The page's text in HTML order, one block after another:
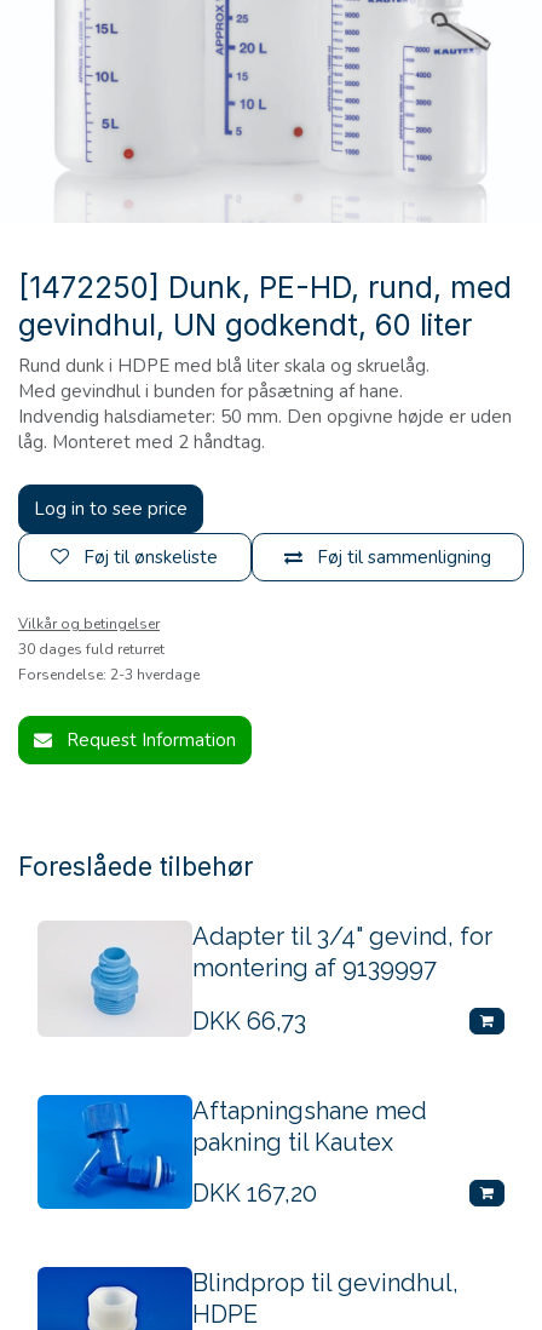
[1472250] Dunk, PE-HD, rund, med
gevindhul, UN godkendt, 60 liter
Rund dunk i HDPE med blå liter skala og skruelåg.
Med gevindhul i bunden for påsætning af hane.
Indvendig halsdiameter: 50 mm. Den opgivne højde er uden
låg. Monteret med 2 håndtag.
Log in to see price
Føj til sammenligning
Føj til ønskeliste
Vilkår og betingelser
30 dages fuld returret
Forsendelse: 2-3 hverdage
Request Information
Foreslåede tilbehør
Adapter til 3/4" gevind, for
montering af 9139997
DKK 66,73
Aftapningshane med
pakning til Kautex
DKK 167,20
Blindprop til gevindhul,
HDPE